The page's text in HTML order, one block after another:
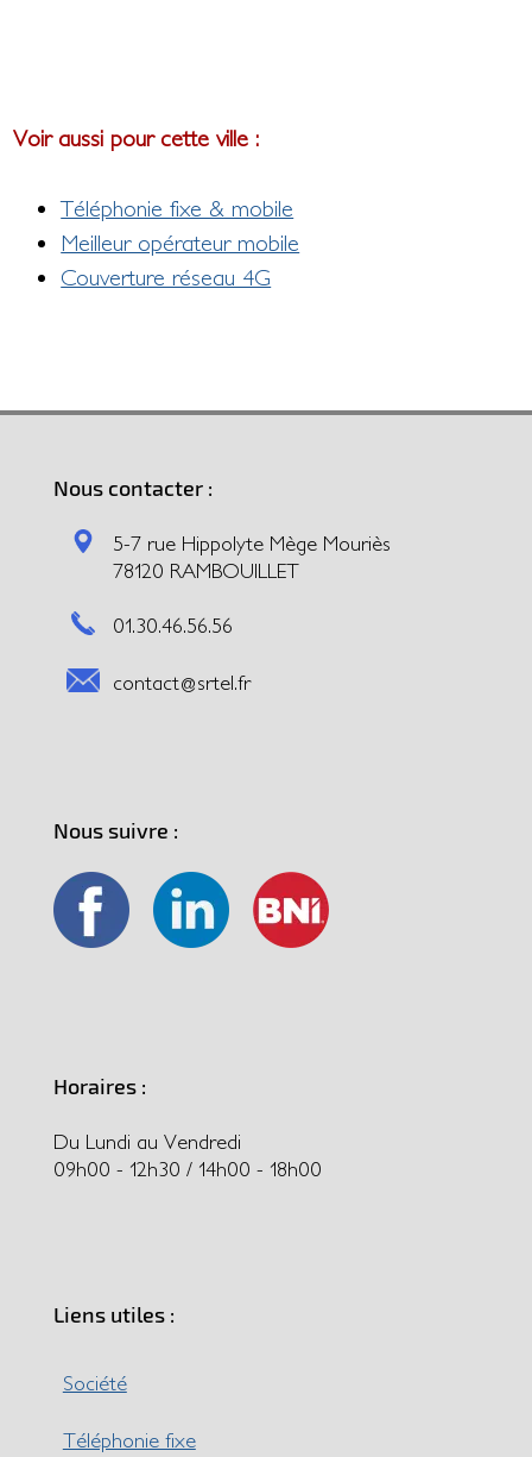
Voir aussi pour cette ville :
Téléphonie fixe & mobile
Meilleur opérateur mobile
Couverture réseau 4G
Nous contacter :
5-7 rue Hippolyte Mège Mouriès
78120 RAMBOUILLET
01.30.46.56.56
contact@srtel.fr
Nous suivre :
Horaires :
Du Lundi au Vendredi
09h00 - 12h30 / 14h00 - 18h00
Liens utiles :
Société
Téléphonie fixe